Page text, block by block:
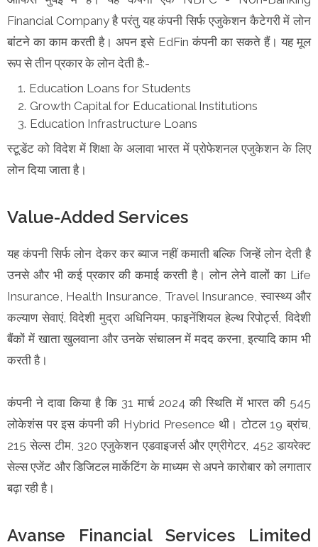
Financial Company है परंतु यह कंपनी सिर्फ एजुकेशन कैटेगरी में लोन
बांटने का काम करती है। अपन इसे EdFin कंपनी का सकते हैं। यह मूल
रूप से तीन प्रकार के लोन देती है:-
Education Loans for Students
Growth Capital for Educational Institutions
Education Infrastructure Loans
स्टूडेंट को विदेश में शिक्षा के अलावा भारत में प्रोफेशनल एजुकेशन के लिए
लोन दिया जाता है।
Value-Added Services
यह कंपनी सिर्फ लोन देकर कर ब्याज नहीं कमाती बल्कि जिन्हें लोन देती है
उनसे और भी कई प्रकार की कमाई करती है। लोन लेने वालों का Life
Insurance, Health Insurance, Travel Insurance, स्वास्थ्य और
कल्याण सेवाएं, विदेशी मुद्रा अधिनियम, फाइनेंशियल हेल्थ रिपोर्ट्स, विदेशी
बैंकों में खाता खुलवाना और उनके संचालन में मदद करना, इत्यादि काम भी
करती है।
कंपनी ने दावा किया है कि 31 मार्च 2024 की स्थिति में भारत की 545
लोकेशंस पर इस कंपनी की Hybrid Presence थी। टोटल 19 ब्रांच,
215 सेल्स टीम, 320 एजुकेशन एडवाइजर्स और एग्रीगेटर, 452 डायरेक्ट
सेल्स एजेंट और डिजिटल मार्केटिंग के माध्यम से अपने कारोबार को लगातार
बढ़ा रही है।
Avanse Financial Services Limited